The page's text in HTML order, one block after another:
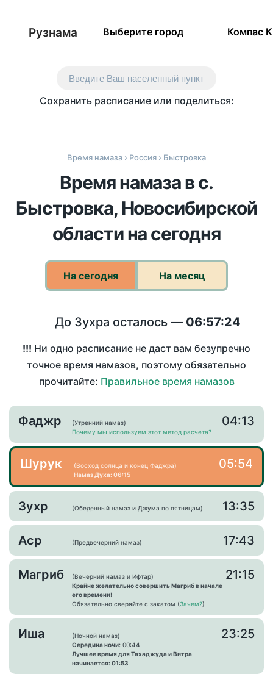
Рузнама Выберите город Компас
Введите Ваш населенный пункт
Сохранить расписание или поделиться:
Время намаза › Россия › Быстровка
Время намаза в с.
Быстровка, Новосибирской
области на сегодня
На сегодня На месяц
До Зухра осталось — 06:57:24
!!! Ни одно расписание не даст вам безупречно
точное время намазов, поэтому обязательно
прочитайте: Правильное время намазов
Фаджр
(Утренний намаз)
Почему мы используем этот метод расчета?
04:13
Шурук
(Восход солнца и конец Фаджра)
Намаз Духа: 06:15
05:54
Зухр (Обеденный намаз и Джума по пятницам) 13:35
Аср (Предвечерний намаз) 17:43
Магриб
(Вечерний намаз и Ифтар)
Крайне желательно совершить Магриб в начале
его времени!
Обязательно сверяйте с закатом (Зачем?)
21:15
Иша
(Ночной намаз)
Середина ночи: 00:44
Лучшее время для Тахаджуда и Витра
начинается: 01:53
23:25